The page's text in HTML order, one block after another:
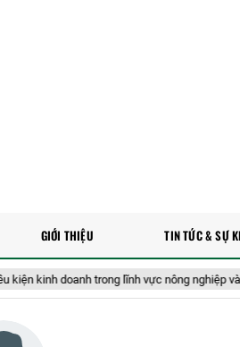
kinh doanh trong lĩnh vực nông nghiệp và
GIỚI THIỆU TIN TỨC & SỰ